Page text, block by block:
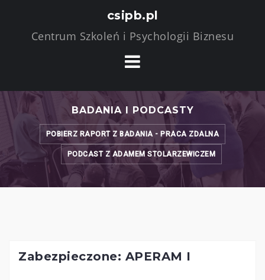
csipb.pl
Centrum Szkoleń i Psychologii Biznesu
BADANIA I PODCASTY
POBIERZ RAPORT Z BADANIA - PRACA ZDALNA
PODCAST Z ADAMEM STOLARZEWICZEM
Zabezpieczone: APERAM I